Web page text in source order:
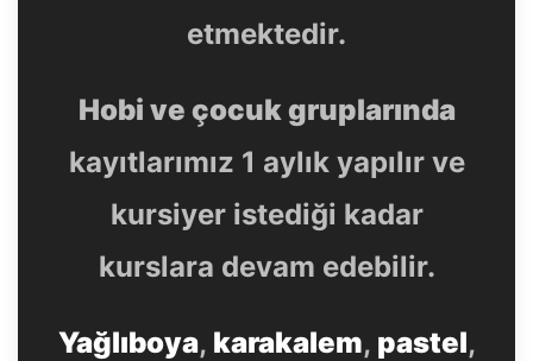
etmektedir.
Hobi ve çocuk gruplarında
kayıtlarımız 1 aylık yapılır ve
kursiyer istediği kadar
kurslara devam edebilir.
Yağlıboya, karakalem, pastel,